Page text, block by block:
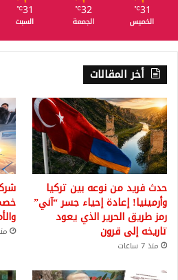
31
℃
الخميس
32
℃
الجمعة
31
℃
السبت
أخر المقالات
حدث فريد من نوعه بين تركيا
وأرمينيا! إعادة إحياء جسر “آني”
رمز طريق الحرير الذي يعود
تاريخه إلى قرون
منذ 7 ساعات
منذ